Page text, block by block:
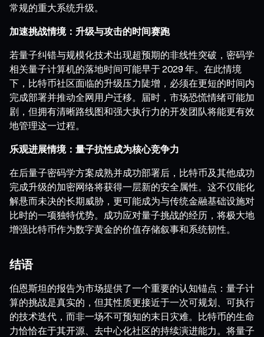
常规的重大系统升级。
加速挑战情境：升级与攻击的时间赛跑
若量子纠错与规模化技术出现超预期的非线性突破，密码学
相关量子计算机的落地时间可能早于 2029 年。在此情境
下，比特币社区面临的升级压力陡增，必须在更短的时间内
完成部署并推动全网用户迁移。届时，市场恐慌情绪可能加
剧，但拥有清晰路线图和强大执行力的开发团队将能更有效
地管理这一过程。
乐观进展情境：量子抗性成为核心竞争力
在后量子密码学方案成熟并成功部署后，比特币及其他成功
完成升级的加密网络将获得一层新的安全属性。这不仅能化
解悬而未决的长期威胁，更可能成为与传统金融基础设施对
比时的一项独特优势。成功应对量子挑战的经历，将极大地
增强比特币作为数字黄金的价值存储叙事和系统韧性。
结语
伯恩斯坦的报告为市场提供了一个重要的认知锚点：量子计
算的挑战是真实的，但其性质更接近于一次可规划、可执行
的技术迭代，而非一场不可预知的末日灾难。比特币的生命
力恰恰在于其开源、去中心化社区的持续演进能力。将量子